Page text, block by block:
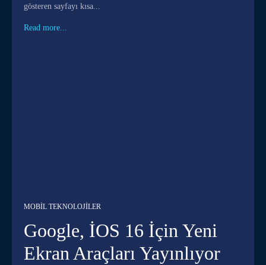
gösteren sayfayı kısa...
Read more...
MOBIL TEKNOLOJILER
Google, İOS 16 İçin Yeni
Ekran Araçları Yayınlıyor